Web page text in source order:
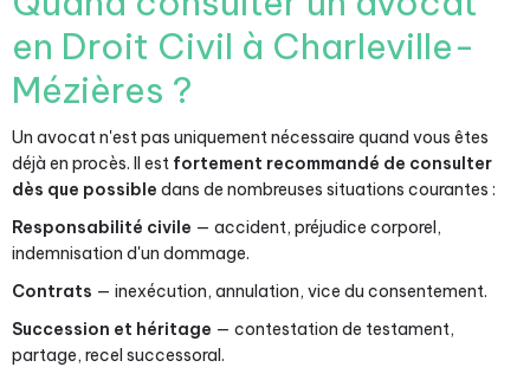
en Droit Civil à Charleville-
Mézières ?
Un avocat n'est pas uniquement nécessaire quand vous êtes
déjà en procès. Il est fortement recommandé de consulter
dès que possible dans de nombreuses situations courantes :
Responsabilité civile — accident, préjudice corporel,
indemnisation d'un dommage.
Contrats — inexécution, annulation, vice du consentement.
Succession et héritage — contestation de testament,
partage, recel successoral.